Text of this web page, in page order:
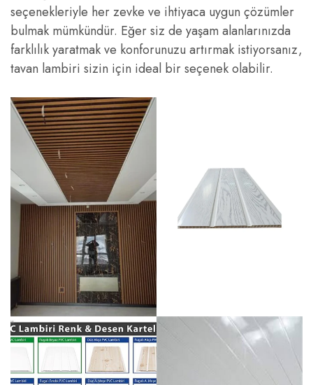
seçenekleriyle her zevke ve ihtiyaca uygun çözümler
bulmak mümkündür. Eğer siz de yaşam alanlarınızda
farklılık yaratmak ve konforunuzu artırmak istiyorsanız,
tavan lambiri sizin için ideal bir seçenek olabilir.